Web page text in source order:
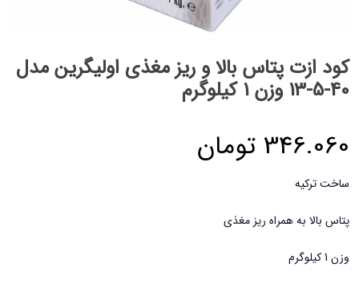
کود ازت پتاس بالا و ریز مغذی اولیگرین مدل
40-5-13 وزن 1 کیلوگرم
346.060 تومان
ساخت ترکیه
پتاس بالا به همراه ریز مغذی
وزن 1 کیلوگرم